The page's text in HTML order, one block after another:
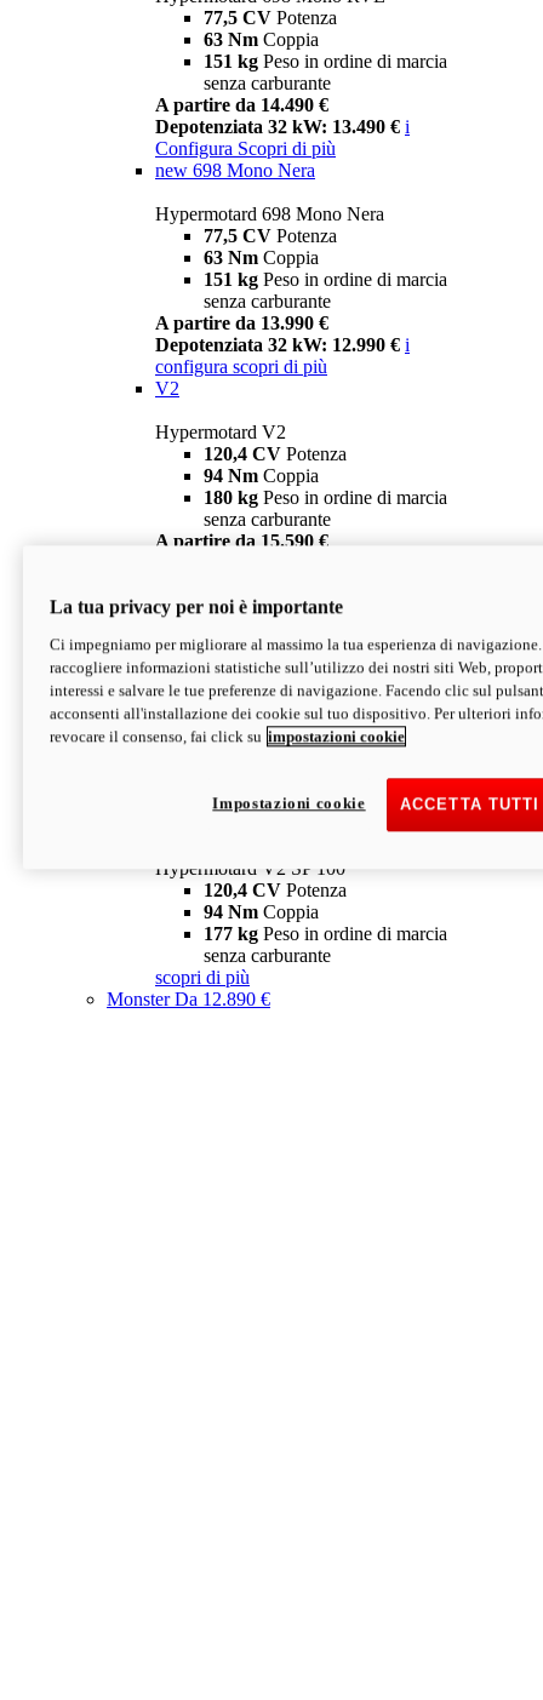
77,5 CV Potenza
63 Nm Coppia
151 kg Peso in ordine di marcia
senza carburante
A partire da 14.490 €
Depotenziata 32 kW: 13.490 € i
Configura Scopri di più
new 698 Mono Nera
Hypermotard 698 Mono Nera
77,5 CV Potenza
63 Nm Coppia
151 kg Peso in ordine di marcia
senza carburante
A partire da 13.990 €
Depotenziata 32 kW: 12.990 € i
configura scopri di più
V2
Hypermotard V2
120,4 CV Potenza
94 Nm Coppia
180 kg Peso in ordine di marcia
senza carburante
A partire da 15.590 €
V2 SP
Hypermotard V2 SP
120,4 CVPotenza
94 NmCoppia
177 kgPeso in ordine di marcia
senza carburante
Depotenziata 35 kW: 18.890 € i
configura scopri di più
Hypermotard V2 SP 100
120,4 CV Potenza
94 Nm Coppia
177 kg Peso in ordine di marcia
senza carburante
scopri di più
MonsterDa 12.890 €
La tua privacy per noi è importante
Ci impegniamo per migliorare al massimo la tua esperienza di
raccogliere informazioni statistiche sull’utilizzo dei nostri siti Web,
interessi e salvare le tue preferenze di navigazione. Facendo clic sul
acconsenti all'installazione dei cookie sul tuo dispositivo. Per ulteriori
revocare il consenso, fai click su impostazioni cookie
ACCETTA
Impostazioni cookie